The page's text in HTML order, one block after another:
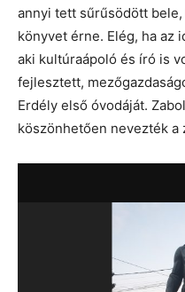
annyi tett sűrűsödött
könyvet érne. Elég, ha az
aki kultúraápoló és író is
fejlesztett,
Erdély első óvodáját.
köszönhetően nevezték a